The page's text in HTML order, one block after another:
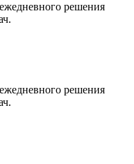
решения
решения